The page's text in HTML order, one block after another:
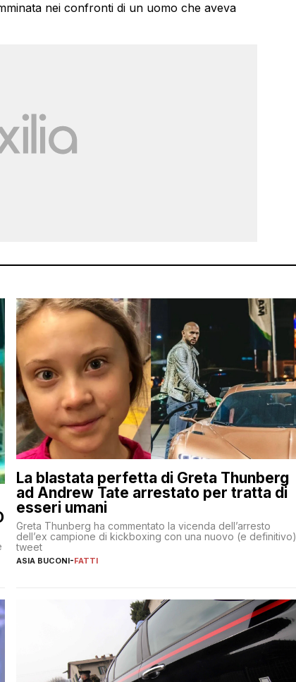
nei confronti di un uomo che aveva
La blastata perfetta di Greta Thunberg
ad Andrew Tate arrestato per tratta di
esseri umani
Greta Thunberg ha commentato la vicenda dell’arresto
dell’ex campione di kickboxing con una nuovo (e definitivo)
tweet
ASIA BUCONI-FATTI